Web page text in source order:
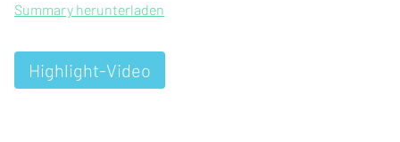
Summary herunterladen
Highlight-Video